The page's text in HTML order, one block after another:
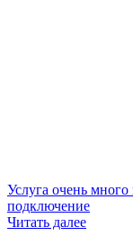
Услуга очень много
подключение
Читать далее